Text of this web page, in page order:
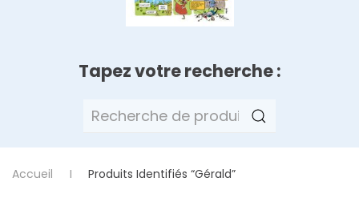
Tapez votre recherche :
Recherche
Accueil Produits Identifiés “gérald”